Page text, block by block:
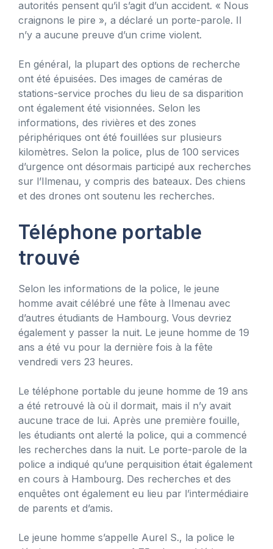
autorités pensent qu’il s’agit d’un accident. « Nous
craignons le pire », a déclaré un porte-parole. Il
n’y a aucune preuve d’un crime violent.
En général, la plupart des options de recherche
ont été épuisées. Des images de caméras de
stations-service proches du lieu de sa disparition
ont également été visionnées. Selon les
informations, des rivières et des zones
périphériques ont été fouillées sur plusieurs
kilomètres. Selon la police, plus de 100 services
d’urgence ont désormais participé aux recherches
sur l’Ilmenau, y compris des bateaux. Des chiens
et des drones ont soutenu les recherches.
Téléphone portable
trouvé
Selon les informations de la police, le jeune
homme avait célébré une fête à Ilmenau avec
d’autres étudiants de Hambourg. Vous devriez
également y passer la nuit. Le jeune homme de 19
ans a été vu pour la dernière fois à la fête
vendredi vers 23 heures.
Le téléphone portable du jeune homme de 19 ans
a été retrouvé là où il dormait, mais il n’y avait
aucune trace de lui. Après une première fouille,
les étudiants ont alerté la police, qui a commencé
les recherches dans la nuit. Le porte-parole de la
police a indiqué qu’une perquisition était également
en cours à Hambourg. Des recherches et des
enquêtes ont également eu lieu par l’intermédiaire
de parents et d’amis.
Le jeune homme s’appelle Aurel S., la police le